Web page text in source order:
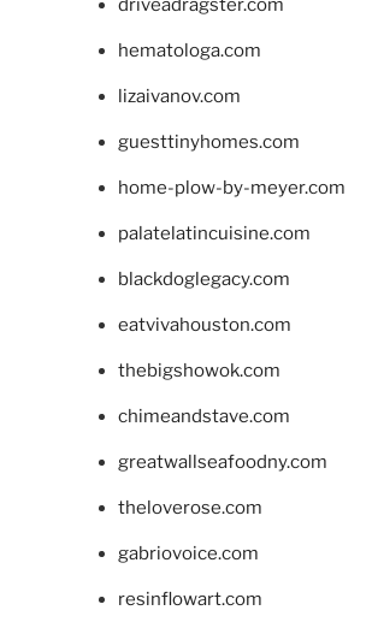
driveadragster.com
hematologa.com
lizaivanov.com
guesttinyhomes.com
home-plow-by-meyer.com
palatelatincuisine.com
blackdoglegacy.com
eatvivahouston.com
thebigshowok.com
chimeandstave.com
greatwallseafoodny.com
theloverose.com
gabriovoice.com
resinflowart.com